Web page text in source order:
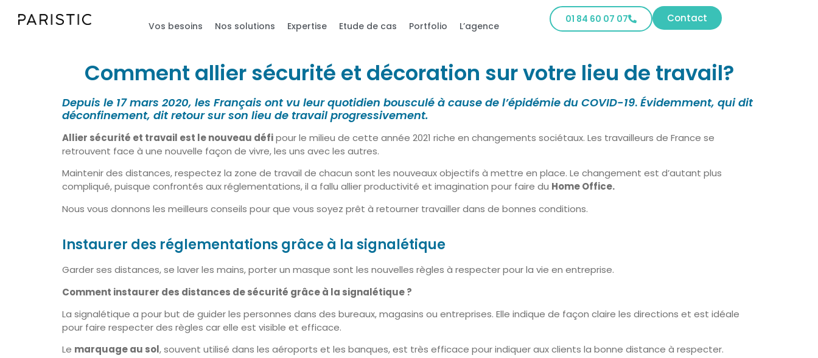
Vos besoins Nos solutions Expertise Etude de cas Portfolio L’agence
01 84 60 07 07 Contact
Comment allier sécurité et décoration sur votre lieu de travail?
Depuis le 17 mars 2020, les Français ont vu leur quotidien bousculé à cause de l’épidémie du COVID-19. Évidemment, qui dit
déconfinement, dit retour sur son lieu de travail progressivement.
Allier sécurité et travail est le nouveau défipour le milieu de cette année 2021 riche en changements sociétaux. Les travailleurs de France se
retrouvent face à une nouvelle façon de vivre, les uns avec les autres.
Maintenir des distances, respectez la zone de travail de chacun sont les nouveaux objectifs à mettre en place. Le changement est d’autant plus
compliqué, puisque confrontés aux réglementations, il a fallu allier productivité et imagination pour faire du Home Office.
Nous vous donnons les meilleurs conseils pour que vous soyez prêt à retourner travailler dans de bonnes conditions.
Instaurer des réglementations grâce à la signalétique
Garder ses distances, se laver les mains, porter un masque sont les nouvelles règles à respecter pour la vie en entreprise.
Comment instaurer des distances de sécurité grâce à la signalétique ?
La signalétique a pour but de guider les personnes dans des bureaux, magasins ou entreprises. Elle indique de façon claire les directions et est idéale
pour faire respecter des règles car elle est visible et efficace.
Le marquage au sol, souvent utilisé dans les aéroports et les banques, est très efficace pour indiquer aux clients la bonne distance à respecter.